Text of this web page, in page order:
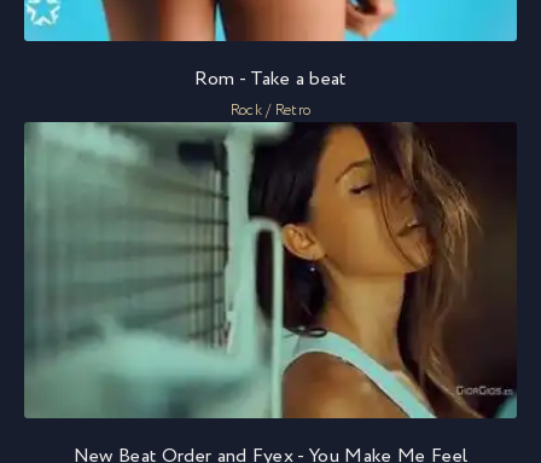
Rom - Take a beat
Rock / Retro
New Beat Order and Fyex - You Make Me Feel